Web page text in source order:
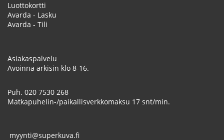
Luottokortti
Avarda - Lasku
Avarda - Tili
Asiakaspalvelu
Avoinna arkisin klo 8-16.
Puh. 020 7530 268
Matkapuhelin-/paikallisverkkomaksu 17 snt/min.
myynti@superkuva.fi